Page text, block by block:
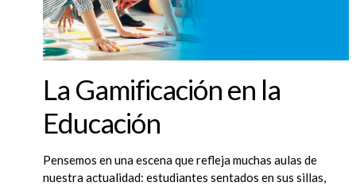
La Gamificación en la
Educación
Pensemos en una escena que refleja muchas aulas de
nuestra actualidad: estudiantes sentados en sus sillas,